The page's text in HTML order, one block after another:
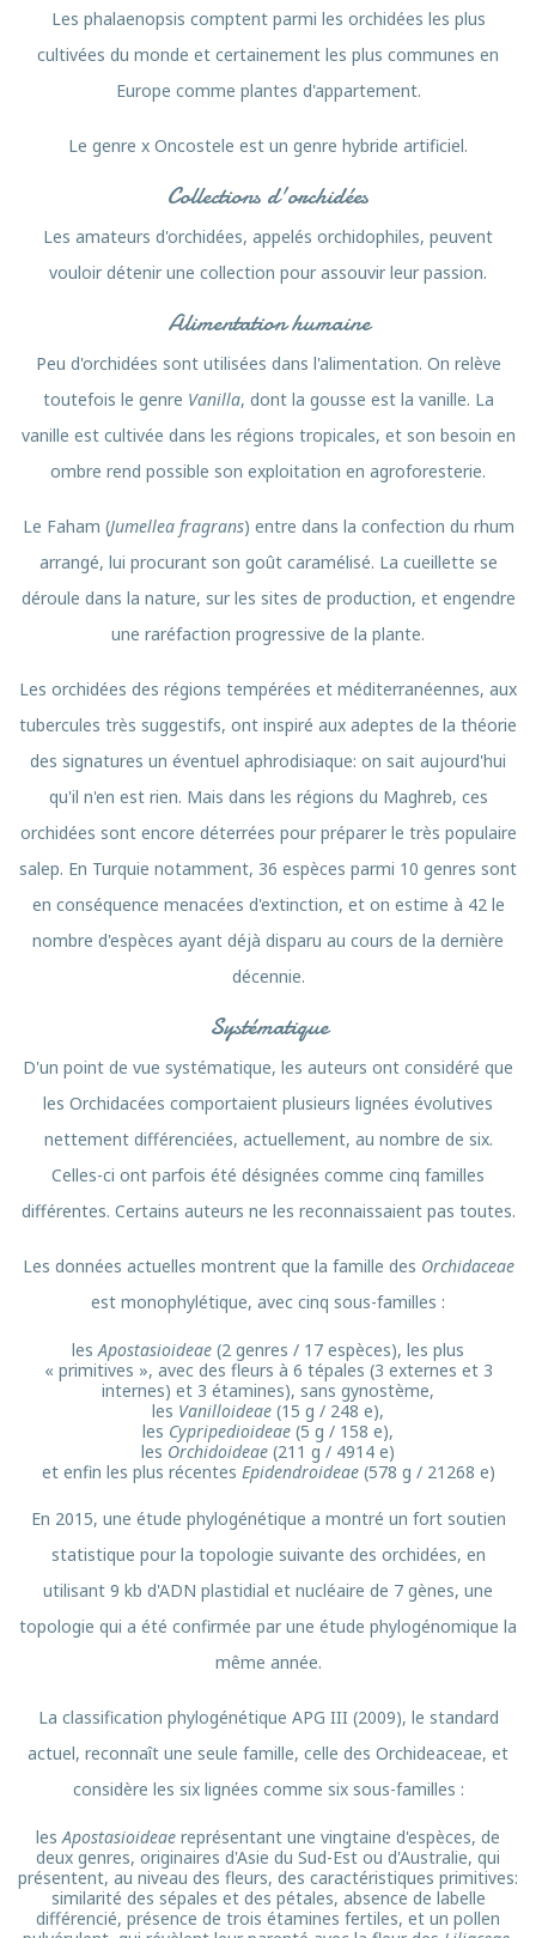
Les phalaenopsis comptent parmi les orchidées les plus
cultivées du monde et certainement les plus communes en
Europe comme plantes d'appartement.
Le genre x Oncostele est un genre hybride artificiel.
Collections d'orchidées
Les amateurs d'orchidées, appelés orchidophiles, peuvent
vouloir détenir une collection pour assouvir leur passion.
Alimentation humaine
Peu d'orchidées sont utilisées dans l'alimentation. On relève
toutefois le genre Vanilla, dont la gousse est la vanille. La
vanille est cultivée dans les régions tropicales, et son besoin en
ombre rend possible son exploitation en agroforesterie.
Le Faham (Jumellea fragrans) entre dans la confection du rhum
arrangé, lui procurant son goût caramélisé. La cueillette se
déroule dans la nature, sur les sites de production, et engendre
une raréfaction progressive de la plante.
Les orchidées des régions tempérées et méditerranéennes, aux
tubercules très suggestifs, ont inspiré aux adeptes de la théorie
des signatures un éventuel aphrodisiaque: on sait aujourd'hui
qu'il n'en est rien. Mais dans les régions du Maghreb, ces
orchidées sont encore déterrées pour préparer le très populaire
salep. En Turquie notamment, 36 espèces parmi 10 genres sont
en conséquence menacées d'extinction, et on estime à 42 le
nombre d'espèces ayant déjà disparu au cours de la dernière
décennie.
Systématique
D'un point de vue systématique, les auteurs ont considéré que
les Orchidacées comportaient plusieurs lignées évolutives
nettement différenciées, actuellement, au nombre de six.
Celles-ci ont parfois été désignées comme cinq familles
différentes. Certains auteurs ne les reconnaissaient pas toutes.
Les données actuelles montrent que la famille des Orchidaceae
est monophylétique, avec cinq sous-familles :
les Apostasioideae (2 genres / 17 espèces), les plus
« primitives », avec des fleurs à 6 tépales (3 externes et 3
internes) et 3 étamines), sans gynostème,
les Vanilloideae (15 g / 248 e),
les Cypripedioideae (5 g / 158 e),
les Orchidoideae (211 g / 4914 e)
et enfin les plus récentes Epidendroideae(578 g / 21268 e)
En 2015, une étude phylogénétique a montré un fort soutien
statistique pour la topologie suivante des orchidées, en
utilisant 9 kb d'ADN plastidial et nucléaire de 7 gènes, une
topologie qui a été confirmée par une étude phylogénomique la
même année.
La classification phylogénétique APG III (2009), le standard
actuel, reconnaît une seule famille, celle des Orchideaceae, et
considère les six lignées comme six sous-familles :
les Apostasioideae représentant une vingtaine d'espèces, de
deux genres, originaires d'Asie du Sud-Est ou d'Australie, qui
présentent, au niveau des fleurs, des caractéristiques primitives:
similarité des sépales et des pétales, absence de labelle
différencié, présence de trois étamines fertiles, et un pollen